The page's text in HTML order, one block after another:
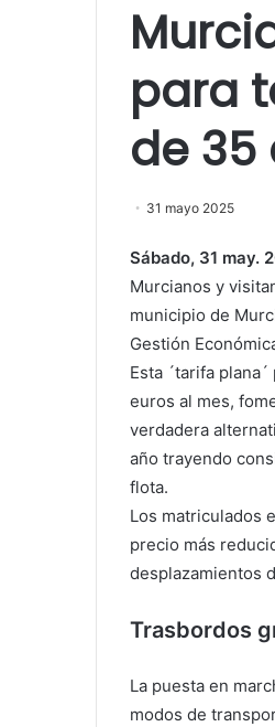
para
de 35
31 mayo 2025
Sábado, 31 may.
Murcianos y
municipio de
Gestión
Esta ´tarifa
euros al mes,
verdadera
año trayendo
flota.
Los matriculados
precio más
desplazamientos
Trasbordos
La puesta en
modos de